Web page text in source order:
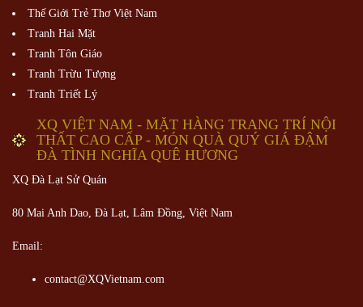
Thế Giới Trẻ Thơ Việt Nam
Tranh Hai Mặt
Tranh Tôn Giáo
Tranh Trừu Tượng
Tranh Triết Lý
XQ VIỆT NAM - MẶT HÀNG TRANG TRÍ NỘI
THẤT CAO CẤP - MÓN QUÀ QUÝ GIÁ ĐẬM
ĐÀ TÌNH NGHĨA QUÊ HƯƠNG
XQ Đà Lạt Sử Quán
80 Mai Anh Dao, Đà Lạt, Lâm Đồng, Việt Nam
Email:
contact@XQVietnam.com